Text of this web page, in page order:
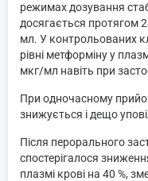
режимах дозування
досягається протягом
мл. У контрольованих
рівні метформіну у
мкг/мл навіть при
При одночасному
знижується і дещо
Після перорального
спостерігалося
плазмі крові на 40 %,